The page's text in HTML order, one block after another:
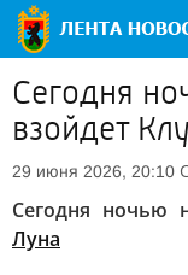
Сегодня
взойдет
29 июня 2026, 20:10
Сегодня ночью
Луна